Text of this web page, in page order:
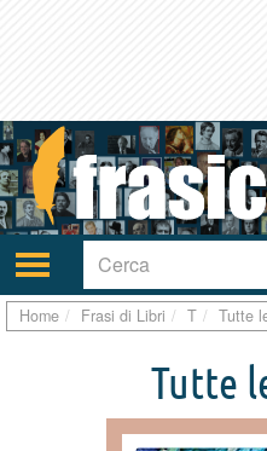
Attiva/disattiva
navigazione
Home Frasi di Libri T Tutte
Tutte